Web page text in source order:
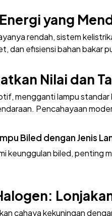
yang
rendah, sistem
dan efisiensi bahan bakar
Nilai dan
mengganti lampu standar
Pencahayaan
Biled dengan Jenis
keunggulan biled, penting
cahaya kekuningan